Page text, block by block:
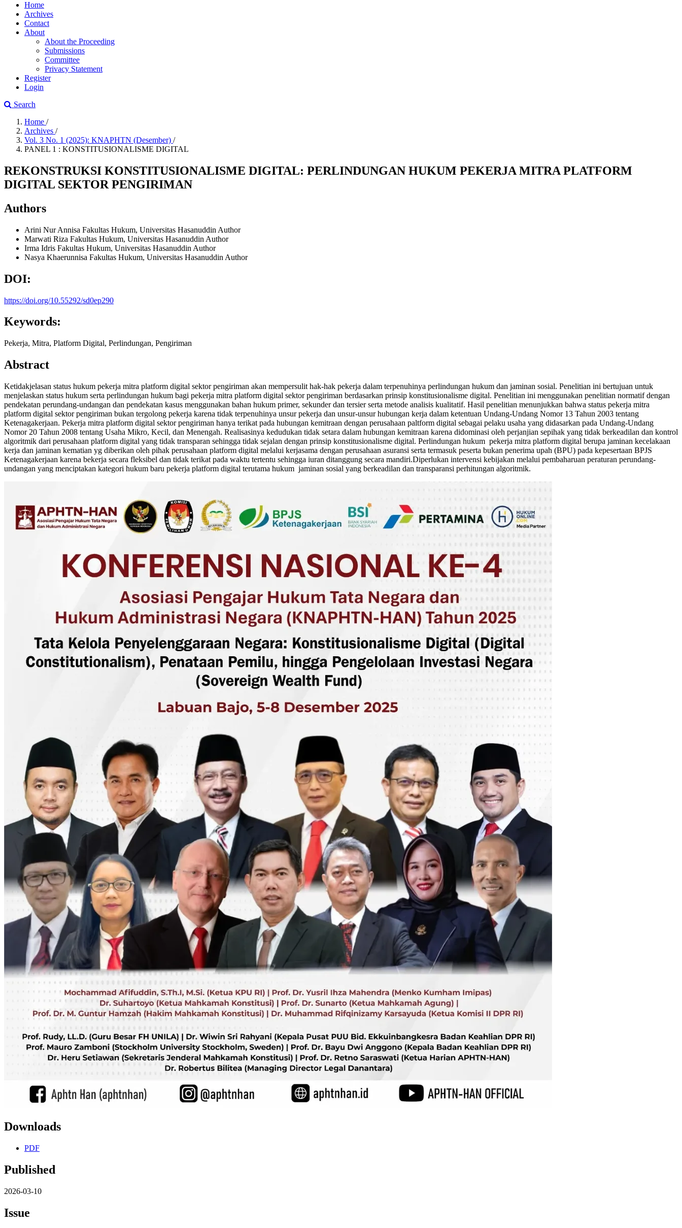
Home
Archives
Contact
About
About the Proceeding
Submissions
Committee
Privacy Statement
Register
Login
Search
Home /
Archives /
Vol. 3 No. 1 (2025): KNAPHTN (Desember) /
PANEL 1 : KONSTITUSIONALISME DIGITAL
REKONSTRUKSI KONSTITUSIONALISME DIGITAL: PERLINDUNGAN HUKUM PEKERJA MITRA PLATFORM
DIGITAL SEKTOR PENGIRIMAN
Authors
Arini Nur Annisa Fakultas Hukum, Universitas Hasanuddin Author
Marwati Riza Fakultas Hukum, Universitas Hasanuddin Author
Irma Idris Fakultas Hukum, Universitas Hasanuddin Author
Nasya Khaerunnisa Fakultas Hukum, Universitas Hasanuddin Author
DOI:
https://doi.org/10.55292/sd0ep290
Keywords:
Pekerja, Mitra, Platform Digital, Perlindungan, Pengiriman
Abstract
Ketidakjelasan status hukum pekerja mitra platform digital sektor pengiriman akan mempersulit hak-hak pekerja dalam terpenuhinya perlindungan hukum dan jaminan sosial. Penelitian ini bertujuan untuk
menjelaskan status hukum serta perlindungan hukum bagi pekerja mitra platform digital sektor pengiriman berdasarkan prinsip konstitusionalisme digital. Penelitian ini menggunakan penelitian normatif dengan
pendekatan perundang-undangan dan pendekatan kasus menggunakan bahan hukum primer, sekunder dan tersier serta metode analisis kualitatif. Hasil penelitian menunjukkan bahwa status pekerja mitra
platform digital sektor pengiriman bukan tergolong pekerja karena tidak terpenuhinya unsur pekerja dan unsur-unsur hubungan kerja dalam ketentuan Undang-Undang Nomor 13 Tahun 2003 tentang
Ketenagakerjaan. Pekerja mitra platform digital sektor pengiriman hanya terikat pada hubungan kemitraan dengan perusahaan paltform digital sebagai pelaku usaha yang didasarkan pada Undang-Undang
Nomor 20 Tahun 2008 tentang Usaha Mikro, Kecil, dan Menengah. Realisasinya kedudukan tidak setara dalam hubungan kemitraan karena didominasi oleh perjanjian sepihak yang tidak berkeadilan dan kontrol
algoritmik dari perusahaan platform digital yang tidak transparan sehingga tidak sejalan dengan prinsip konstitusionalisme digital. Perlindungan hukum pekerja mitra platform digital berupa jaminan kecelakaan
kerja dan jaminan kematian yg diberikan oleh pihak perusahaan platform digital melalui kerjasama dengan perusahaan asuransi serta termasuk peserta bukan penerima upah (BPU) pada kepesertaan BPJS
Ketenagakerjaan karena bekerja secara fleksibel dan tidak terikat pada waktu tertentu sehingga iuran ditanggung secara mandiri.Diperlukan intervensi kebijakan melalui pembaharuan peraturan perundang-
undangan yang menciptakan kategori hukum baru pekerja platform digital terutama hukum jaminan sosial yang berkeadilan dan transparansi perhitungan algoritmik.
Downloads
PDF
Published
2026-03-10
Issue